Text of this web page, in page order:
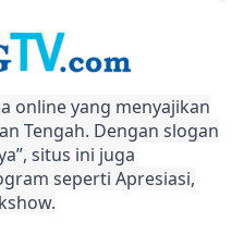
online yang menyajikan
Tengah. Dengan slogan
situs ini juga
seperti Apresiasi,